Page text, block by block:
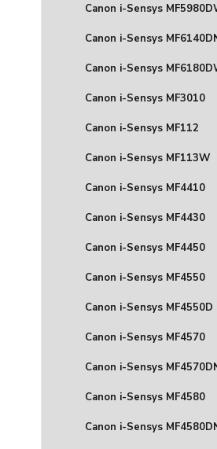
Canon i-Sensys
Canon i-Sensys
Canon i-Sensys
Canon i-Sensys MF3010
Canon i-Sensys MF112
Canon i-Sensys MF113W
Canon i-Sensys MF4410
Canon i-Sensys MF4430
Canon i-Sensys MF4450
Canon i-Sensys MF4550
Canon i-Sensys MF4550D
Canon i-Sensys MF4570
Canon i-Sensys
Canon i-Sensys MF4580
Canon i-Sensys